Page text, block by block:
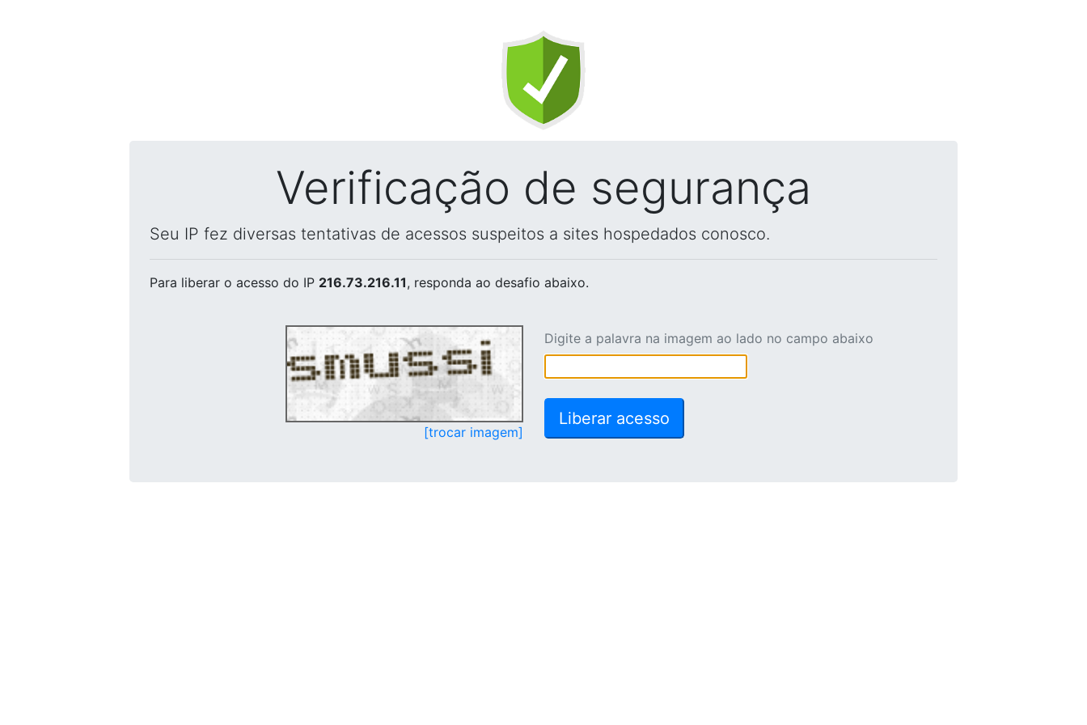
Verificação de segurança
Seu IP fez diversas tentativas de acessos suspeitos a sites hospedados conosco.
Para liberar o acesso do IP 216.73.216.11, responda ao desafio abaixo.
[trocar imagem]
Digite a palavra na imagem ao lado no campo abaixo